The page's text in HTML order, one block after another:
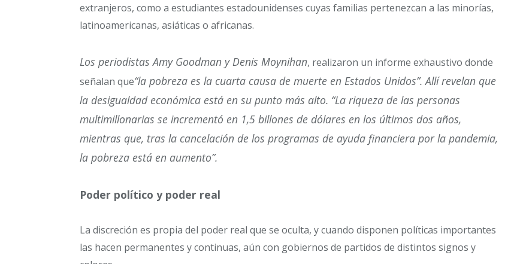
extranjeros, como a estudiantes estadounidenses cuyas familias pertenezcan a las minorías,
latinoamericanas, asiáticas o africanas.
Los periodistas Amy Goodman y Denis Moynihan, realizaron un informe exhaustivo donde
señalan que“la pobreza es la cuarta causa de muerte en Estados Unidos”. Allí revelan que
la desigualdad económica está en su punto más alto. “La riqueza de las personas
multimillonarias se incrementó en 1,5 billones de dólares en los últimos dos años,
mientras que, tras la cancelación de los programas de ayuda financiera por la pandemia,
la pobreza está en aumento”.
Poder político y poder real
La discreción es propia del poder real que se oculta, y cuando disponen políticas importantes
las hacen permanentes y continuas, aún con gobiernos de partidos de distintos signos y